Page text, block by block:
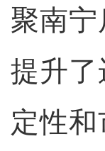
聚南
提升
定性